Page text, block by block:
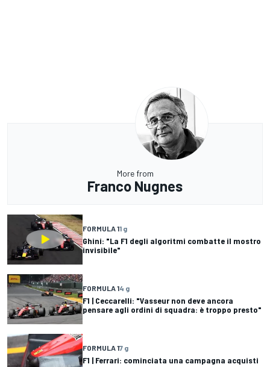
More from
Franco Nugnes
FORMULA 11 g
Ghini: "La F1 degli algoritmi combatte il mostro
invisibile"
FORMULA 14 g
F1 | Ceccarelli: "Vasseur non deve ancora
pensare agli ordini di squadra: è troppo presto"
FORMULA 17 g
F1 | Ferrari: cominciata una campagna acquisti